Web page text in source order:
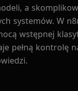
a
systemów. W
wstępnej
pełną kontrolę